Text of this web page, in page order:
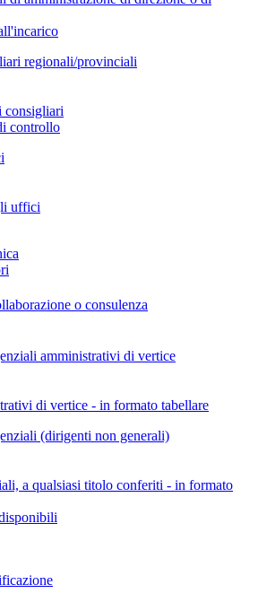
regionali/provinciali
consigliari
controllo
uffici
o consulenza
amministrativi di vertice
di vertice - in formato tabellare
(dirigenti non generali)
a qualsiasi titolo conferiti - in formato